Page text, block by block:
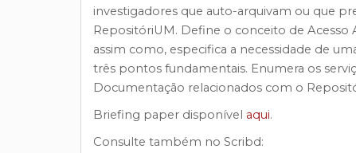
investigadores que auto-arquivam ou que
RepositóriUM. Define o conceito de Acesso
assim como, especifica a necessidade de
três pontos fundamentais. Enumera os
Documentação relacionados com o
Briefing paper disponível aqui.
Consulte também no Scribd: